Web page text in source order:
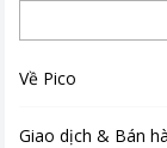
gian sạc đầy
cho lần sử dụng
Về Pico
Giao dịch & Bán